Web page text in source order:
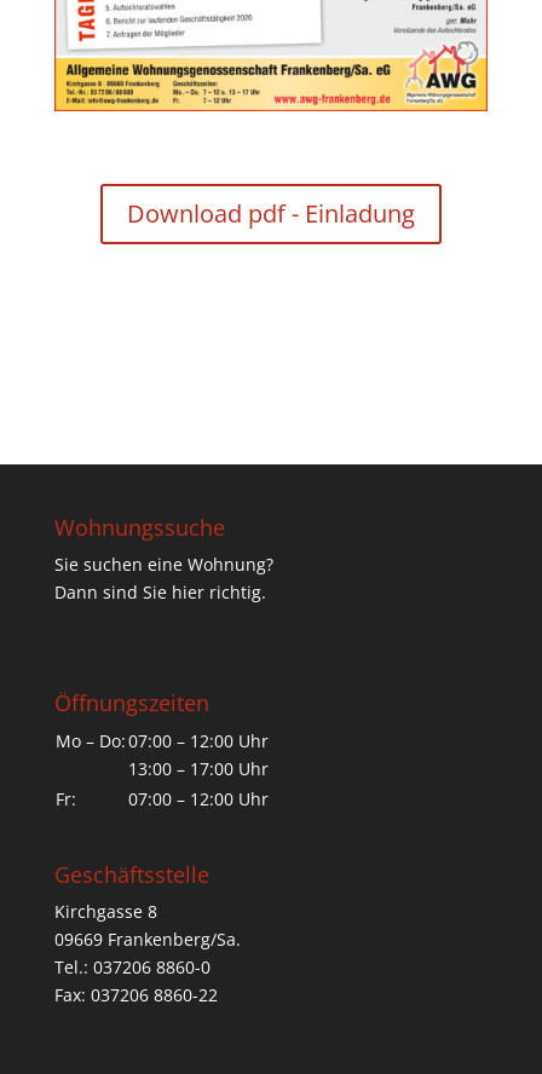
Download pdf - Einladung
Wohnungssuche
Sie suchen eine Wohnung?
Dann sind Sie hier richtig.
Öffnungszeiten
Mo – Do:07:00 – 12:00 Uhr
13:00 – 17:00 Uhr
Fr:
07:00 – 12:00 Uhr
Geschäftsstelle
Kirchgasse 8
09669 Frankenberg/Sa.
Tel.: 037206 8860-0
Fax: 037206 8860-22